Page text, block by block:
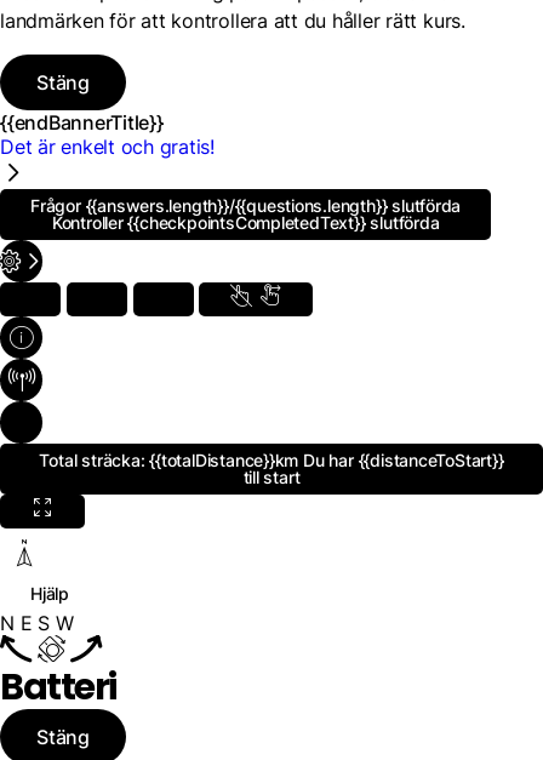
landmärken för att kontrollera att du håller rätt kurs.
Stäng
{{endBannerTitle}}
Det är enkelt och gratis!
Frågor {{answers.length}}/{{questions.length}} slutförda
Kontroller {{checkpointsCompletedText}} slutförda
Total sträcka:{{totalDistance}}km Du har {{distanceToStart}}
till start
Hjälp
N E S W
Batteri
Stäng